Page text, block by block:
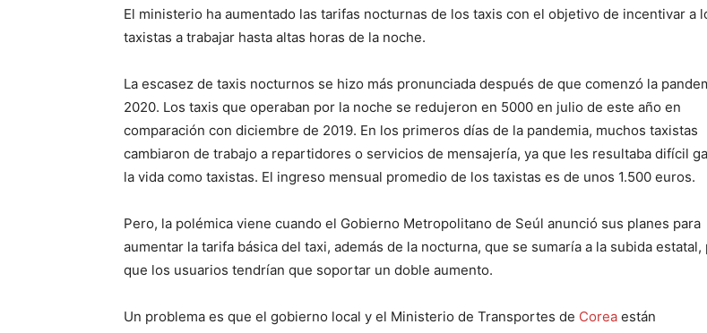
El ministerio ha aumentado las tarifas nocturnas de los taxis con el objetivo de incentivar a
taxistas a trabajar hasta altas horas de la noche.
La escasez de taxis nocturnos se hizo más pronunciada después de que comenzó la
2020. Los taxis que operaban por la noche se redujeron en 5000 en julio de este año en
comparación con diciembre de 2019. En los primeros días de la pandemia, muchos taxistas
cambiaron de trabajo a repartidores o servicios de mensajería, ya que les resultaba difícil
la vida como taxistas. El ingreso mensual promedio de los taxistas es de unos 1.500 euros.
Pero, la polémica viene cuando el Gobierno Metropolitano de Seúl anunció sus planes para
aumentar la tarifa básica del taxi, además de la nocturna, que se sumaría a la subida estatal,
que los usuarios tendrían que soportar un doble aumento.
Un problema es que el gobierno local y el Ministerio de Transportes de Corea están